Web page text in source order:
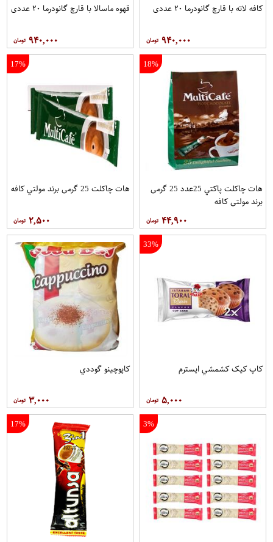
کافه لاته با قارچ گانودرما ۲۰ عددی
۹۴۰,۰۰۰
قهوه ماسالا با قارچ گانودرما ۲۰ عددی
۹۴۰,۰۰۰
18%
هات چاکلت پاکتي 25عدد 25 گرمی
برند مولتي کافه
۴۴,۹۰۰
17%
هات چاکلت 25 گرمی برند مولتي کافه
۲,۵۰۰
33%
کاپ کيک کشمشي ايسترم
۵,۰۰۰
کاپوچينو گوددي
۳,۰۰۰
3%
17%